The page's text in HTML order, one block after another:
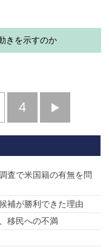
きを示すのか
4
へ
査で米国籍の有無を問
補が勝利できた理由
移民への不満